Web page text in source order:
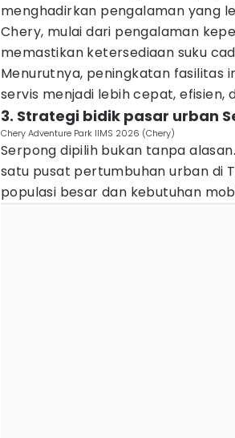
menghadirkan pengalaman yang
Chery, mulai dari pengalaman
memastikan ketersediaan suku
Menurutnya, peningkatan fasilitas
servis menjadi lebih cepat, efisien,
3. Strategi bidik pasar urban
Chery Adventure Park IIMS 2026 (Chery)
Serpong dipilih bukan tanpa
satu pusat pertumbuhan urban di
populasi besar dan kebutuhan